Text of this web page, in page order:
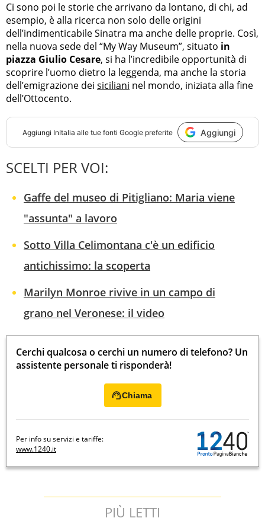
Ci sono poi le storie che arrivano da lontano, di chi, ad
esempio, è alla ricerca non solo delle origini
dell’indimenticabile Sinatra ma anche delle proprie. Così,
nella nuova sede del “My Way Museum”, situato in
piazza Giulio Cesare, si ha l’incredibile opportunità di
scoprire l’uomo dietro la leggenda, ma anche la storia
dell’emigrazione dei siciliani nel mondo, iniziata alla fine
dell’Ottocento.
Aggiungi InItalia alle tue fonti Google preferite Aggiungi
SCELTI PER VOI:
Gaffe del museo di Pitigliano: Maria viene
"assunta" a lavoro
Sotto Villa Celimontana c'è un edificio
antichissimo: la scoperta
Marilyn Monroe rivive in un campo di
grano nel Veronese: il video
Cerchi qualcosa o cerchi un numero di telefono? Un
assistente personale ti risponderà!
Chiama
Per info su servizi e tariffe:
www.1240.it
PIÙ LETTI